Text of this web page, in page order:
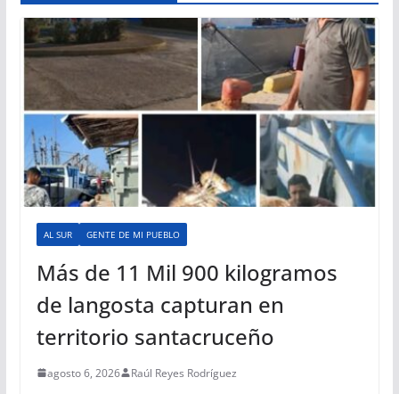
AL SUR GENTE DE MI PUEBLO
Más de 11 Mil 900 kilogramos
de langosta capturan en
territorio santacruceño
agosto 6, 2026 Raúl Reyes Rodríguez